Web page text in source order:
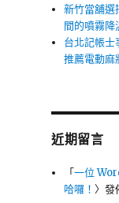
新竹當舖選
間的噴霧降
台北記帳
推薦電動麻
近期留言
「一位
哈囉！〉發